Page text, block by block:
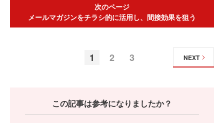
次のページ
メールマガジンをチラシ的に活用し、間接効果を狙う
1 2 3 NEXT
この記事は参考になりましたか？